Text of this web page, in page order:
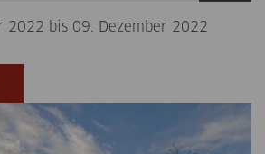
2022 bis 09. Dezember 2022